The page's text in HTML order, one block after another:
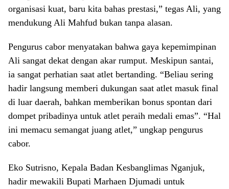
organisasi kuat, baru kita bahas prestasi,” tegas Ali, yang
mendukung Ali Mahfud bukan tanpa alasan.
Pengurus cabor menyatakan bahwa gaya kepemimpinan
Ali sangat dekat dengan akar rumput. Meskipun santai,
ia sangat perhatian saat atlet bertanding. “Beliau sering
hadir langsung memberi dukungan saat atlet masuk final
di luar daerah, bahkan memberikan bonus spontan dari
dompet pribadinya untuk atlet peraih medali emas”. “Hal
ini memacu semangat juang atlet,” ungkap pengurus
cabor.
Eko Sutrisno, Kepala Badan Kesbanglimas Nganjuk,
hadir mewakili Bupati Marhaen Djumadi untuk